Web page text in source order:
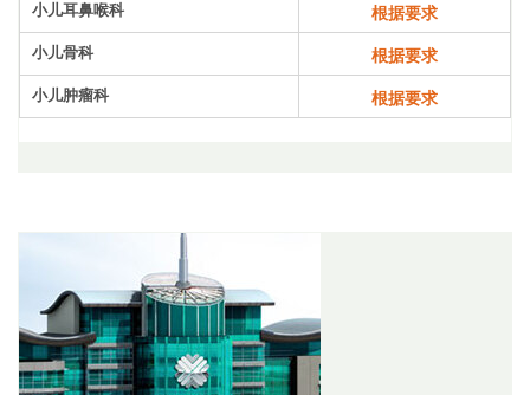
小儿耳鼻喉科 根据要求
小儿骨科 根据要求
小儿肿瘤科 根据要求